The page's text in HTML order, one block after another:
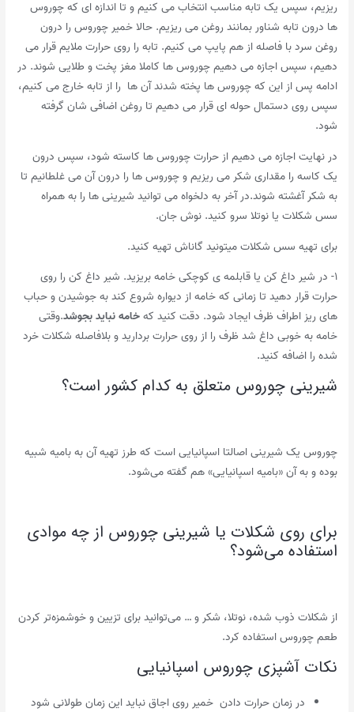
ریزیم، سپس یک تابه مناسب انتخاب می کنیم و تا اندازه ای که چوروس
ها درون تابه شناور بمانند روغن می ریزیم. حالا خمیر چوروس را درون
روغن سرد با فاصله از هم پایپ می کنیم. تابه را روی حرارت ملایم قرار می
دهیم، سپس اجازه می دهیم چوروس ها کاملا مغز پخت و طلایی شوند. در
ادامه پس از این که چوروس ها پخته شدند آن ها را از تابه خارج می کنیم،
سپس روی دستمال حوله ای قرار می دهیم تا روغن اضافی شان گرفته
شود.
در نهایت اجازه می دهیم از حرارت چوروس ها کاسته شود، سپس درون
یک کاسه را مقداری شکر می ریزیم و چوروس ها را درون آن می غلطانیم تا
به شکر آغشته شوند.در آخر به دلخواه می توانید شیرینی ها را به همراه
سس شکلات یا نوتلا سرو کنید. نوش جان.
برای تهیه سس شکلات میتونید گاناش تهیه کنید.
۱- در شیر داغ کن یا قابلمه ی کوچکی خامه بریزید. شیر داغ کن را روی
حرارت قرار دهید تا زمانی که خامه از دیواره شروع کند به جوشیدن و حباب
های ریز اطراف ظرف ایجاد شود. دقت کنید کهخامه نباید بجوشد.وقتی
خامه به خوبی داغ شد ظرف را از روی حرارت بردارید و بلافاصله شکلات خرد
شده را اضافه کنید.
شیرینی چوروس متعلق به کدام کشور است؟
چوروس یک شیرینی اصالتا اسپانیایی است که طرز تهیه آن به بامیه شبیه
بوده و به آن «بامیه اسپانیایی» هم گفته می‌شود.
برای روی شکلات یا شیرینی چوروس از چه موادی
استفاده می‌شود؟
از شکلات ذوب شده، نوتلا، شکر و … می‌توانید برای تزیین و خوشمزه‌تر کردن
طعم چوروس استفاده کرد.
نکات آشپزی چوروس اسپانیایی
در زمان حرارت دادن خمیر روی اجاق نباید این زمان طولانی شود